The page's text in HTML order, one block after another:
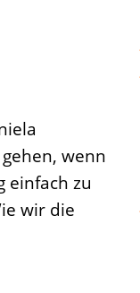
wenn
einfach zu
wir die